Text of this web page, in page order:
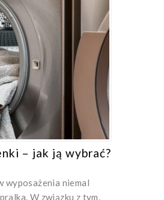
– jak ją wybrać?
wyposażenia niemal
W związku z tym,